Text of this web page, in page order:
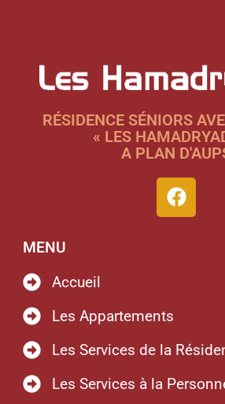
RÉSIDENCE SÉNIORS
« LES
A PLAN
MENU
Accueil
Les Appartements
Les Services de la
Les Services à la